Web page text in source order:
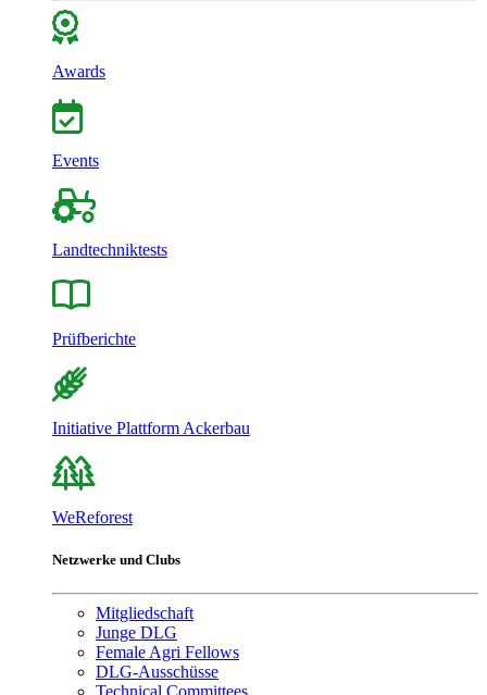
Awards
Events
Landtechniktests
Prüfberichte
Initiative Plattform Ackerbau
WeReforest
Netzwerke und Clubs
Mitgliedschaft
Junge DLG
Female Agri Fellows
DLG-Ausschüsse
Technical Committees